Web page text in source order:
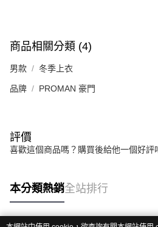
商品相關分類 (4)
男款 冬季上衣
品牌 PROMAN 豪門
評價
喜歡這個商品嗎？購買後給他一個好評
本分類熱銷全站排行